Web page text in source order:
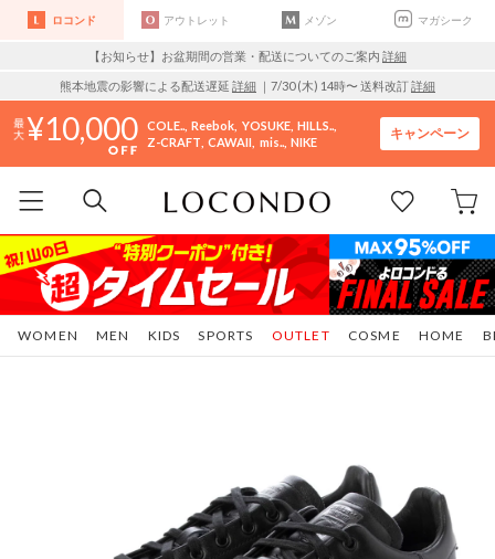
ロコンド アウトレット メゾン マガシーク
【お知らせ】お盆期間の営業・配送についてのご案内 詳細
熊本地震の影響による配送遅延 詳細 ｜7/30 (木) 14時〜 送料改訂詳細
10,000 COLE.. Reebok YOSUKE HILLS..
Z-CRAFT CAWAII mis.. NIKE
キャンペーン
WOMEN MEN KIDS SPORTS COSME HOME
OUTLET